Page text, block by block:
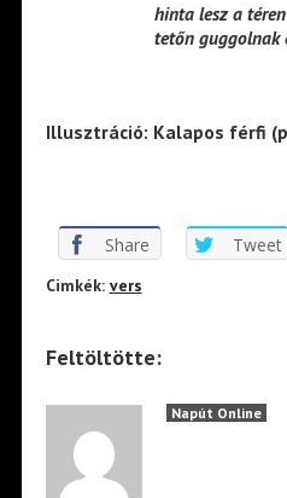
hinta lesz a
tetőn guggolnak
Illusztráció: Kalapos férfi
Share Tweet
Cimkék: vers
Feltöltötte:
Napút Online